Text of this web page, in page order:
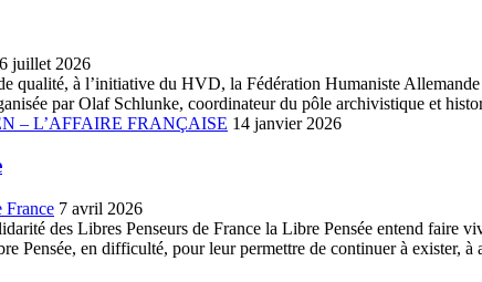
juillet 2026
qualité, à l’initiative du HVD, la Fédération Humaniste
par Olaf Schlunke, coordinateur du pôle archivistique et
– L’AFFAIRE FRANÇAISE 14 janvier 2026
France 7 avril 2026
des Libres Penseurs de France la Libre Pensée entend faire
Pensée, en difficulté, pour leur permettre de continuer à exister,